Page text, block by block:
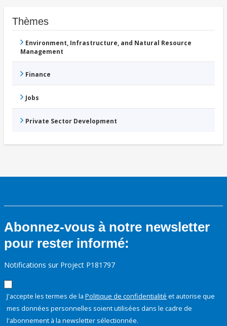
Thèmes
Environment, Infrastructure, and Natural Resource
Management
Finance
Jobs
Private Sector Development
Abonnez-vous à notre newsletter
pour rester informé:
Notifications sur Project P181797
J'accepte les termes de la Politique de confidentialité et autorise que
mes données personnelles soient utilisées dans le cadre de
l'abonnement à la newsletter sélectionnée.